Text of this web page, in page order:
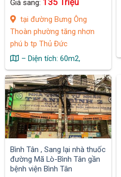
Giá sang:
tại đường Bưng Ông
Thoàn phường tăng nhơn
phú b tp Thủ Đức
– Diện tích: 60m2,
Bình Tân , Sang lại nhà thuốc
đường Mã Lò-Bình Tân gần
bệnh viện Bình Tân